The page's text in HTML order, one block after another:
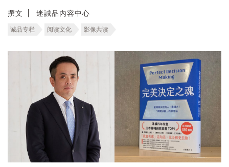
撰文 迷誠品內容中心
诚品专栏 阅读文化 影像共读